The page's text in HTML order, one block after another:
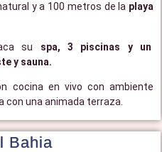
y a 100 metros de la playa
su spa, 3 piscinas y un
y sauna.
cocina en vivo con ambiente
con una animada terraza.
Bahia